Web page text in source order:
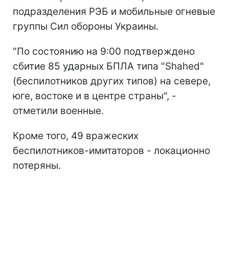
подразделения РЭБ и мобильные огневые
группы Сил обороны Украины.
"По состоянию на 9:00 подтверждено
сбитие 85 ударных БПЛА типа "Shahed"
(беспилотников других типов) на севере,
юге, востоке и в центре страны", -
отметили военные.
Кроме того, 49 вражеских
беспилотников-имитаторов - локационно
потеряны.